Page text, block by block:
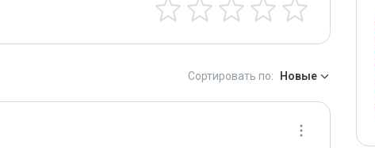
Сортировать по: Новые